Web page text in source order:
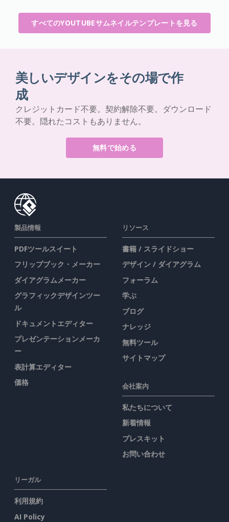
すべてのYOUTUBEサムネイルテンプレートを見る
美しいデザインをその場で作
成
クレジットカード不要。契約解除不要。ダウンロード
不要。隠れたコストもありません。
無料で始める
製品情報
PDFツールスイート
フリップブック・メーカー
ダイアグラムメーカー
グラフィックデザインツー
ル
ドキュメントエディター
プレゼンテーションメーカ
ー
表計算エディター
価格
リソース
書籍 / スライドショー
デザイン / ダイアグラム
フォーラム
学ぶ
ブログ
ナレッジ
無料ツール
サイトマップ
会社案内
私たちについて
新着情報
プレスキット
お問い合わせ
リーガル
利用規約
AI Policy